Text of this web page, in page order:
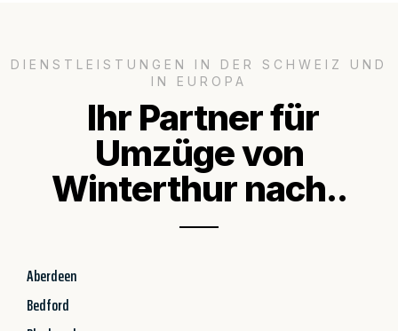
DIENSTLEISTUNGEN IN DER SCHWEIZ UND
IN EUROPA
Ihr Partner für
Umzüge von
Winterthur nach..
Aberdeen
Bedford